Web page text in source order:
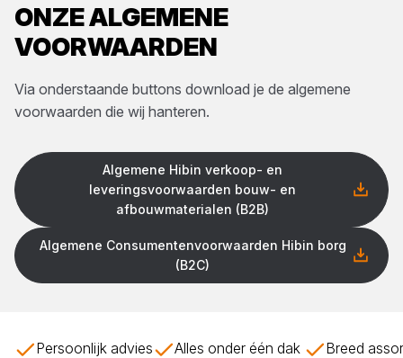
ONZE ALGEMENE
VOORWAARDEN
Via onderstaande buttons download je de algemene
voorwaarden die wij hanteren.
Algemene Hibin verkoop- en
leveringsvoorwaarden bouw- en
afbouwmaterialen (B2B)
Algemene Consumentenvoorwaarden Hibin borg
(B2C)
Persoonlijk advies Alles onder één dak Breed